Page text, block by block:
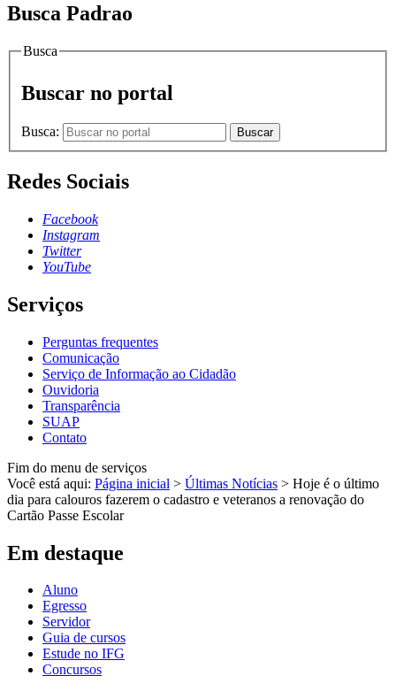
Busca Padrao
Busca
Buscar no portal
Busca: Buscar
Redes Sociais
Facebook
Instagram
Twitter
YouTube
Serviços
Perguntas frequentes
Comunicação
Serviço de Informação ao Cidadão
Ouvidoria
Transparência
SUAP
Contato
Fim do menu de serviços
Você está aqui: Página inicial > Últimas Notícias > Hoje é o último
dia para calouros fazerem o cadastro e veteranos a renovação do
Cartão Passe Escolar
Em destaque
Aluno
Egresso
Servidor
Guia de cursos
Estude no IFG
Concursos